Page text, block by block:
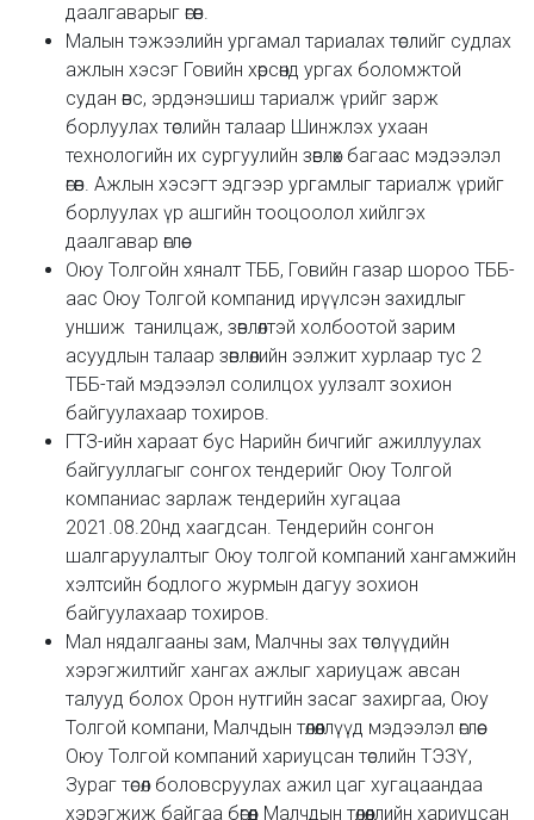
даалгаварыг өгөв.
Малын тэжээлийн ургамал тариалах төслийг судлах
ажлын хэсэг Говийн хөрсөнд ургах боломжтой
судан өвс, эрдэнэшиш тариалж үрийг зарж
борлуулах төслийн талаар Шинжлэх ухаан
технологийн их сургуулийн зөвлөх багаас мэдээлэл
өгөв. Ажлын хэсэгт эдгээр ургамлыг тариалж үрийг
борлуулах үр ашгийн тооцоолол хийлгэх
даалгавар өглөө.
Оюу Толгойн хяналт ТББ, Говийн газар шороо ТББ-
аас Оюу Толгой компанид ирүүлсэн захидлыг
уншиж танилцаж, зөвлөлтэй холбоотой зарим
асуудлын талаар зөвлөлийн ээлжит хурлаар тус 2
ТББ-тай мэдээлэл солилцох уулзалт зохион
байгуулахаар тохиров.
ГТЗ-ийн хараат бус Нарийн бичгийг ажиллуулах
байгууллагыг сонгох тендерийг Оюу Толгой
компаниас зарлаж тендерийн хугацаа
2021.08.20нд хаагдсан. Тендерийн сонгон
шалгаруулалтыг Оюу толгой компаний хангамжийн
хэлтсийн бодлого журмын дагуу зохион
байгуулахаар тохиров.
Мал нядалгааны зам, Малчны зах төслүүдийн
хэрэгжилтийг хангах ажлыг хариуцаж авсан
талууд болох Орон нутгийн засаг захиргаа, Оюу
Толгой компани, Малчдын төлөөллүүд мэдээлэл өглөө.
Оюу Толгой компаний хариуцсан төслийн ТЭЗҮ,
Зураг төсөл боловсруулах ажил цаг хугацаандаа
хэрэгжиж байгаа бөгөөд Малчдын төлөөллийн хариуцсан